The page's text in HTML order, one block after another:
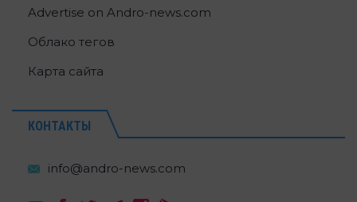
Advertise on Andro-news.com
Облако тегов
Карта сайта
КОНТАКТЫ